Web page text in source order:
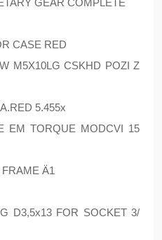
GEAR COMPLETE
CASE RED
M5X10LG CSKHD POZI Z
5.455x
EM TORQUE MODCVI 15
Ä1
D3,5x13 FOR SOCKET 3/